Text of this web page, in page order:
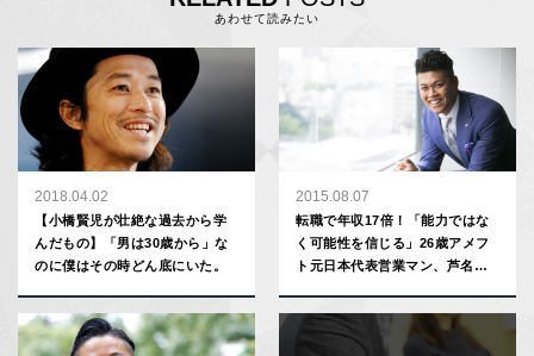
あわせて読みたい
2018.04.02
【小橋賢児が壮絶な過去から学
んだもの】「男は30歳から」な
のに僕はその時どん底にいた。
2015.08.07
転職で年収17倍！「能力ではな
く可能性を信じる」26歳アメフ
ト元日本代表営業マン、芦名佑